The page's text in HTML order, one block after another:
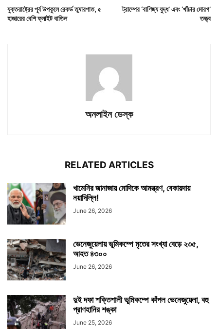
যুক্তরাষ্ট্রের পূর্ব উপকূলে রেকর্ড তুষারপাত, ৫
হাজারের বেশি ফ্লাইট বাতিল
ট্রাম্পের ‘বাণিজ্য যুদ্ধ’ এবং ‘খাঁচার মোরগ’
তত্ত্ব
অনলাইন ডেস্ক
RELATED ARTICLES
খামেনির জানাজায় মোদিকে আমন্ত্রণ, বেকায়দায়
নয়াদিল্লি!
June 26, 2026
ভেনেজুয়েলায় ভূমিকম্পে মৃতের সংখ্যা বেড়ে ২৩৫,
আহত ৪৩০০
June 26, 2026
দুই দফা শক্তিশালী ভূমিকম্পে কাঁপল ভেনেজুয়েলা, বহু
প্রাণহানির শঙ্কা
June 25, 2026